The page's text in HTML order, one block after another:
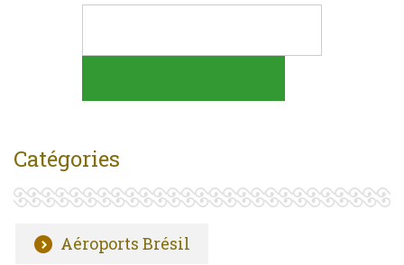
Catégories
Aéroports Brésil